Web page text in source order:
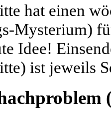
hat einen
Mysterium)
Idee!
ist jeweils